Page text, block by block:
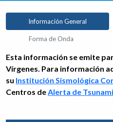
Información General
Forma de Onda
Esta información se emite
Vírgenes. Para información
su Institución Sismológica
Centros deAlerta de